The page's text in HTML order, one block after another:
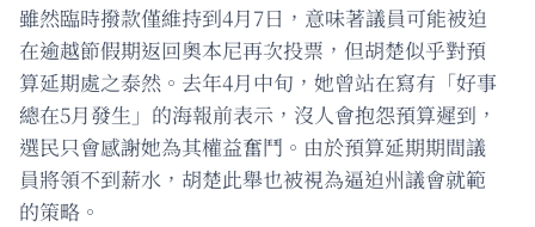
雖然臨時撥款僅維持到4月7日，意味著議員可能被迫
在逾越節假期返回奧本尼再次投票，但胡楚似乎對預
算延期處之泰然。去年4月中旬，她曾站在寫有「好事
總在5月發生」的海報前表示，沒人會抱怨預算遲到，
選民只會感謝她為其權益奮鬥。由於預算延期期間議
員將領不到薪水，胡楚此舉也被視為逼迫州議會就範
的策略。